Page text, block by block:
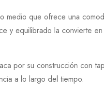
medio que ofrece una
y equilibrado la convierte
por su construcción con
a lo largo del tiempo.